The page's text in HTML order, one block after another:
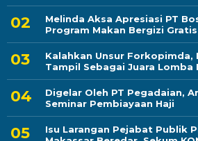
Melinda Aksa Apresiasi PT
Program Makan Bergizi Gratis
Kalahkan Unsur Forkopimda,
Tampil Sebagai Juara Lomba
Digelar Oleh PT Pegadaian,
Seminar Pembiayaan Haji
Isu Larangan Pejabat Publik